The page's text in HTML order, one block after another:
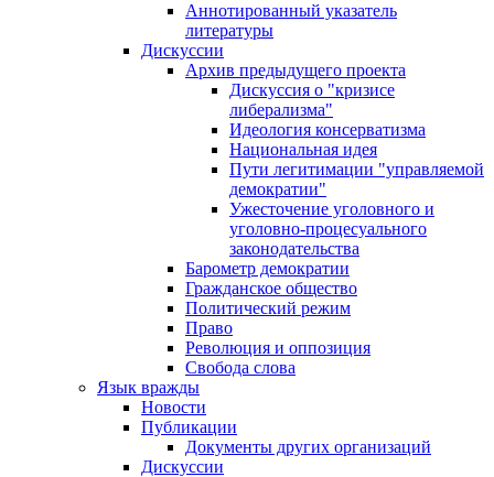
Аннотированный указатель
литературы
Дискуссии
Архив предыдущего проекта
Дискуссия о "кризисе
либерализма"
Идеология консерватизма
Национальная идея
Пути легитимации "управляемой
демократии"
Ужесточение уголовного и
уголовно-процесуального
законодательства
Барометр демократии
Гражданское общество
Политический режим
Право
Революция и оппозиция
Свобода слова
Язык вражды
Новости
Публикации
Документы других организаций
Дискуссии